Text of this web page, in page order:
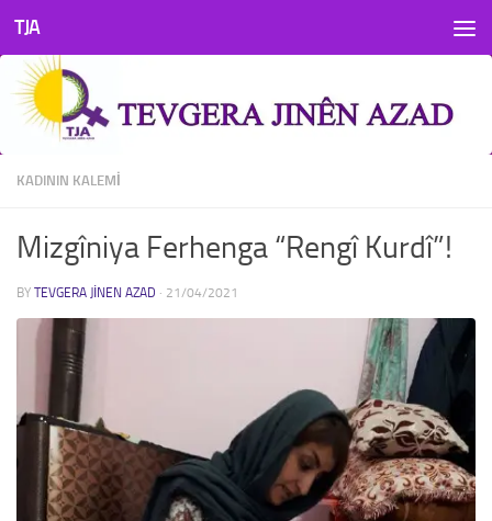
Skip to content
TJA
KADININ KALEMI
Mizgîniya Ferhenga “Rengî Kurdî”!
BY TEVGERA JINEN AZAD · 21/04/2021